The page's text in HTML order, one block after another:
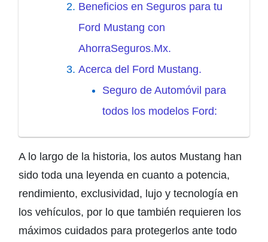
Beneficios en Seguros para tu
Ford Mustang con
AhorraSeguros.Mx.
Acerca del Ford Mustang.
Seguro de Automóvil para
todos los modelos Ford:
A lo largo de la historia, los autos Mustang han
sido toda una leyenda en cuanto a potencia,
rendimiento, exclusividad, lujo y tecnología en
los vehículos, por lo que también requieren los
máximos cuidados para protegerlos ante todo